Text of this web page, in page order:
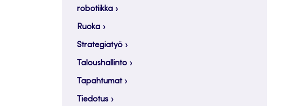
robotiikka
Ruoka
Strategiatyö
Taloushallinto
Tapahtumat
Tiedotus